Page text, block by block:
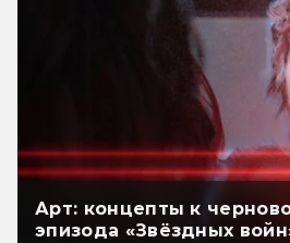
Арт: концепты к
эпизода «Звёздных